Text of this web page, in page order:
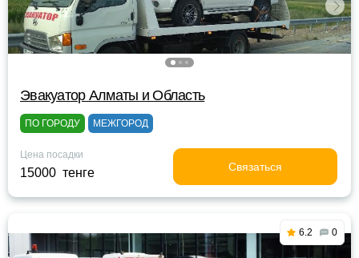
Эвакуатор Алматы и Область
ПО ГОРОДУ МЕЖГОРОД
Цена посадки
15000 тенге Связаться
6.2 0